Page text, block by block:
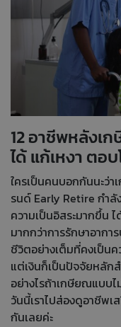
12 อาชีพหลังเ
ได้ แก้เหงา ตอ
ใครเป็นคนบอกกันนะว่
รนด์ Early Retire กำลั
ความเป็นอิสระมากขึ้น
มากกว่าการรักษาอากา
ชีวิตอย่างเต็มที่คงเป็น
แต่เงินก็เป็นปัจจัยหลัก
อย่างไรถ้าเกษียณแบบไ
วันนี้เราไปส่องดูอาชีพเ
กันเลยค่ะ